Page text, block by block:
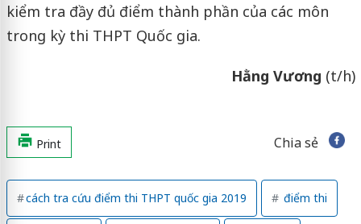
kiểm tra đầy đủ điểm thành phần của các môn
trong kỳ thi THPT Quốc gia.
Hằng Vương (t/h)
Print Chia sẻ
cách tra cứu điểm thi THPT quốc gia 2019 điểm thi